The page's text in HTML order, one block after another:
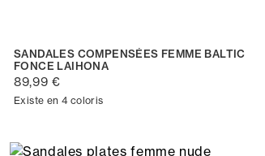
SANDALES COMPENSÉES FEMME BALTIC
FONCE LAIHONA
89,99 €
Existe en 4 coloris